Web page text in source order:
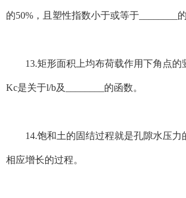
的50%，且塑性指数小于或等于________的
13.矩形面积上均布荷载作用下角点的
Kc是关于l/b及________的函数。
14.饱和土的固结过程就是孔隙水压力的
相应增长的过程。